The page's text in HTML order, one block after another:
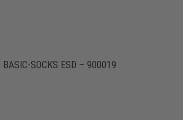
BASIC-SOCKS ESD – 900019